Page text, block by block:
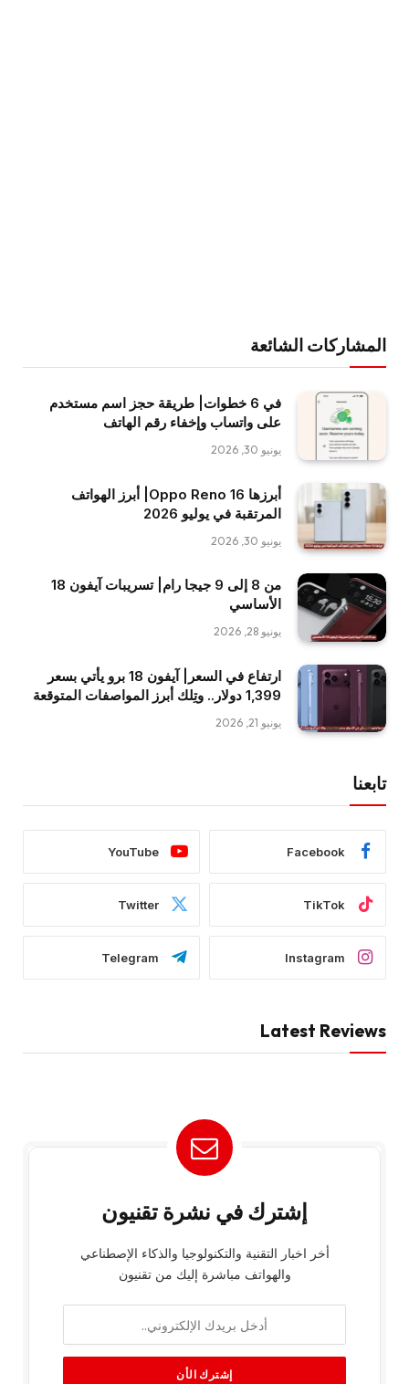
المشاركات الشائعة
في 6 خطوات| طريقة حجز اسم مستخدم
على واتساب وإخفاء رقم الهاتف
يونيو 30, 2026
أبرزها Oppo Reno 16| أبرز الهواتف
المرتقبة في يوليو 2026
يونيو 30, 2026
من 8 إلى 9 جيجا رام| تسريبات آيفون 18
الأساسي
يونيو 28, 2026
ارتفاع في السعر| آيفون 18 برو يأتي بسعر
1,399 دولار.. وتِلك أبرز المواصفات المتوقعة
يونيو 21, 2026
تابعنا
Facebook
YouTube
TikTok
Twitter
Instagram
Telegram
Latest Reviews
إشترك في نشرة تقنيون
أخر اخبار التقنية والتكنولوجيا والذكاء الإصطناعي
والهواتف مباشرة إليك من تقنيون